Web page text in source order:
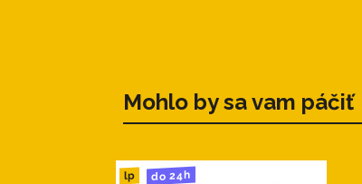
Mohlo by sa vam páčiť
lp do 24h